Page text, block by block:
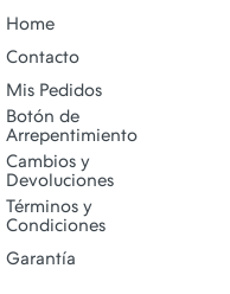
Home
Contacto
Mis Pedidos
Botón de
Arrepentimiento
Cambios y
Devoluciones
Términos y
Condiciones
Garantía